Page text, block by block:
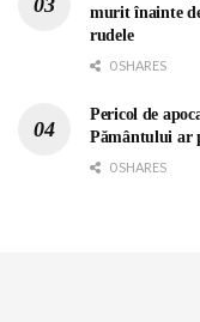
murit înainte
rudele
0 SHARES
Pericol de
Pământului ar
0 SHARES